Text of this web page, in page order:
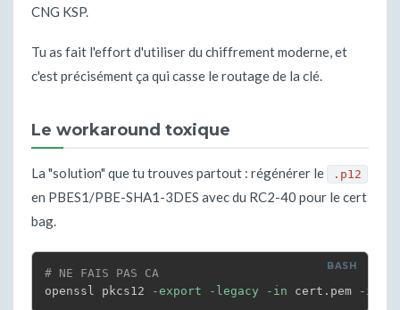
CNG KSP.
Tu as fait l'effort d'utiliser du chiffrement moderne, et
c'est précisément ça qui casse le routage de la clé.
Le workaround toxique
La "solution" que tu trouves partout : régénérer le .p12
en PBES1/PBE-SHA1-3DES avec du RC2-40 pour le cert
bag.
# NE FAIS PAS CA
openssl pkcs12
-export -legacy -in cert.pem -